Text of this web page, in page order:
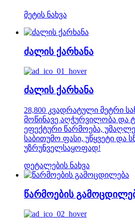
მეტის ნახვა
ძალის ქარხანა
ძალის ქარხანა
28,800 კვადრატული მეტრი
მოწინავე აღჭურვილობა და
ეფექტური წარმოება,
საბითუმო ფასი, უწყვეტი და
უზრუნველსაყოფად!
დეტალების ნახვა
წარმოების